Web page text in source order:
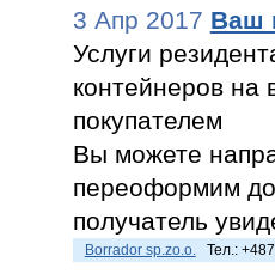
3 Апр 2017 Ваш
Услуги
контейнеров на
покупателем
Вы можете
переоформим
получатель
Borrador sp.zo.o.Тел.: